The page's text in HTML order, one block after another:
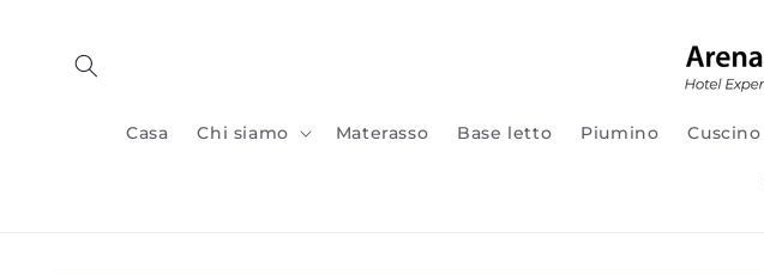
Casa Chi siamo Materasso Base letto Piumino Cuscino